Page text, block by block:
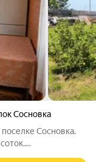
Сосновка
Сосновка.